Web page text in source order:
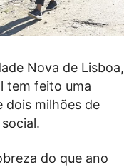
Nova de Lisboa,
tem feito uma
dois milhões de
do que ano